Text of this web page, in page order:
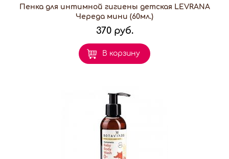
Пенка для интимной гигиены детская LEVRANA
Череда мини (60мл.)
370 руб.
В корзину